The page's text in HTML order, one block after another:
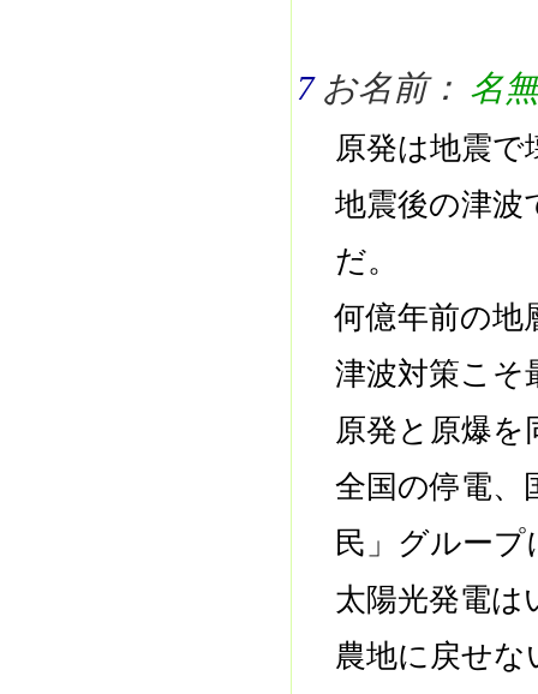
7 お名前： 名
原発は地震
地震後の津波
だ。
何億年前の地
津波対策こそ
原発と原爆
全国の停電、
民」グルー
太陽光発電は
農地に戻せな